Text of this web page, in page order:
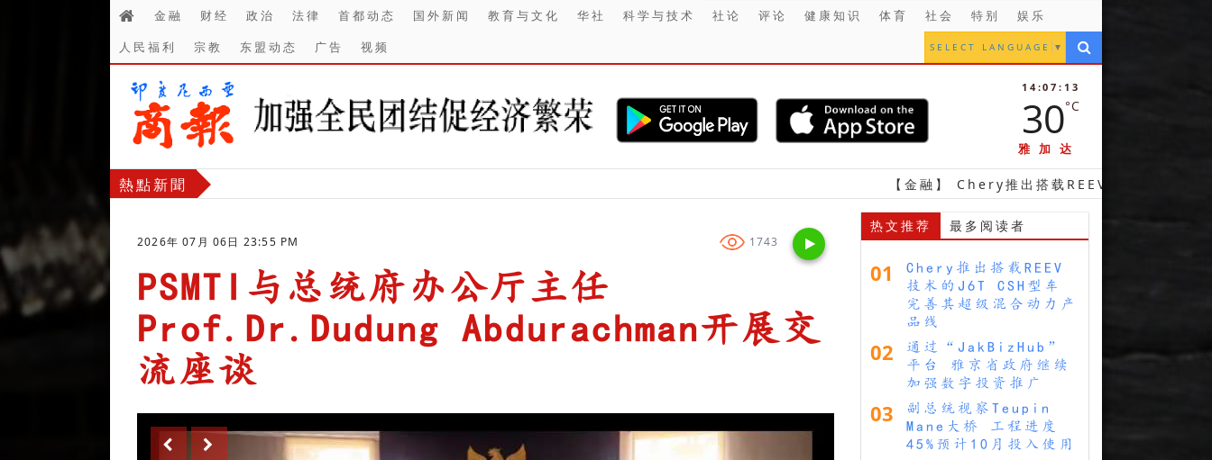
金融 财经 政治 法律 首都动态 国外新闻 教育与文化 华社 科学与技术 社论 评论 健康知识 体育 社会 特别
娱乐
人民福利
宗教 东盟动态 广告 视频 SELECT LANGUAGE ▼
14:07:15
30°C
雅加达
熱點新聞 【金融】 Chery推出搭载REEV技术的J6T CSH型车 完善其
2026年 07月 06日 23:55 PM 1743
PSMTI与总统府办公厅主任
Prof.Dr.Dudung Abdurachman开展交
流座谈
热文推荐 最多阅读者
01
Chery推出搭载REEV
技术的J6T CSH型车
完善其超级混合动力产
品线
02
通过“JakBizHub”
平台 雅京省政府继续
加强数字投资推广
03
副总统视察Teupin
Mane大桥 工程进度
45%预计10月投入使用